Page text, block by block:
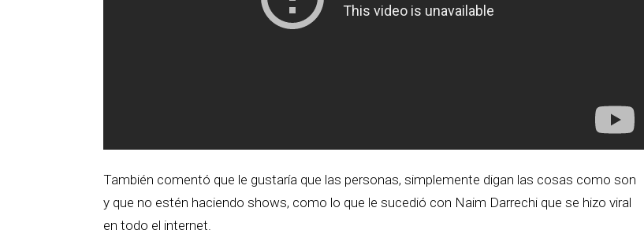
También comentó que le gustaría que las personas, simplemente digan las cosas como son
y que no estén haciendo shows, como lo que le sucedió con Naim Darrechi que se hizo viral
en todo el internet.